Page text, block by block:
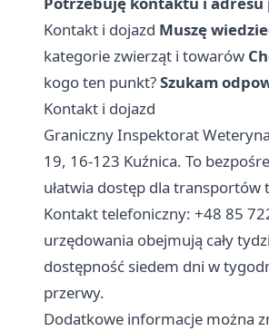
Kontakt i dojazd Muszę
kategorie zwierząt i towarów
kogo ten punkt?Szukam
Kontakt i dojazd
Graniczny Inspektorat
19, 16-123 Kuźnica. To
ułatwia dostęp dla
Kontakt telefoniczny: +48 85
urzędowania obejmują cały
dostępność siedem dni w
przerwy.
Dodatkowe informacje można